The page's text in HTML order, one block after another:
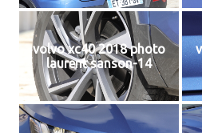
volvo xc40 2018 photo
laurent sanson-14